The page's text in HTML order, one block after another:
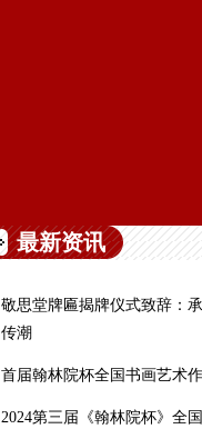
最新资讯
敬思堂牌匾揭牌仪式致辞：
传潮
首届翰林院杯全国书画艺术
2024第三届《翰林院杯》全